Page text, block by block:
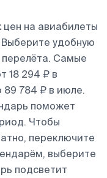
на авиабилеты
удобную
перелёта. Самые
18 294 ₽ в
89 784 ₽ в июле.
поможет
Чтобы
переключите
выберите
подсветит